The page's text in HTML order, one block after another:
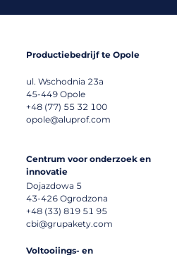
Productiebedrijf te Opole
ul. Wschodnia 23a
45-449 Opole
+48 (77) 55 32 100
opole@aluprof.com
Centrum voor onderzoek en
innovatie
Dojazdowa 5
43-426 Ogrodzona
+48 (33) 819 51 95
cbi@grupakety.com
Voltooiings- en